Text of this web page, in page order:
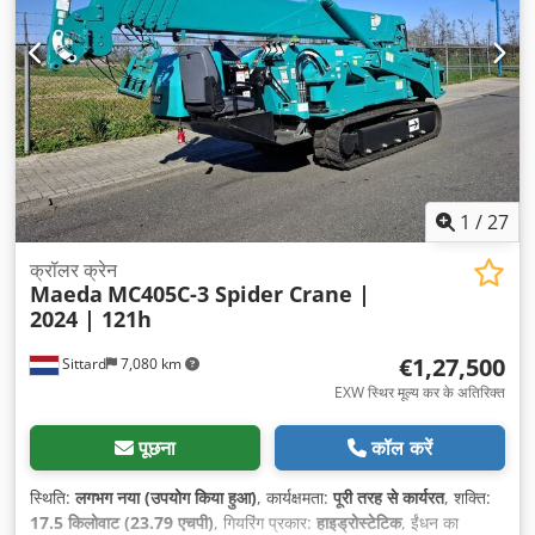
1 /27
Sittard 7,080 km
क्रॉलर क्रेन
Maeda MC405C-3 Spider Crane |
2024 | 121h
€1,27,500
EXW स्थिर मूल्य कर के अतिरिक्त
पूछना कॉल करें
स्थिति:लगभग नया (उपयोग किया हुआ), कार्यक्षमता:पूरी तरह से कार्यरत, शक्ति:
17.5 किलोवाट (23.79 एचपी), गियरिंग प्रकार: हाइड्रोस्टेटिक, ईंधन का